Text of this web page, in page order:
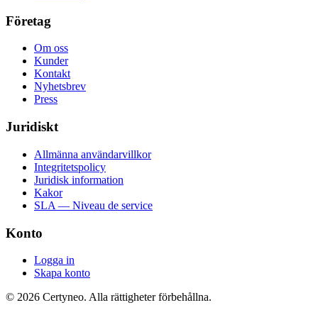
Företag
Om oss
Kunder
Kontakt
Nyhetsbrev
Press
Juridiskt
Allmänna användarvillkor
Integritetspolicy
Juridisk information
Kakor
SLA — Niveau de service
Konto
Logga in
Skapa konto
© 2026 Certyneo. Alla rättigheter förbehållna.